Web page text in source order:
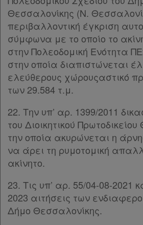
μου
Οι
σημειώσεις
μου
Ψάχνω
και
δε
βρίσκω
Θεσσαλονίκης (Ν.
περιβαλλοντική έγκριση
σύμφωνα με το οποίο το
στην Πολεοδομική Ενότητα
στην οποία διαπιστώνεται
ελεύθερους χώρουςαστικό
των 29.584 τ.μ.
22. Την υπ’ αρ. 1399/2011
του Διοικητικού
την οποία ακυρώνεται η
να άρει τη ρυμοτομική
ακίνητο.
23. Τις υπ’ αρ. 55/04-08-2021
2023 αιτήσεις των
Δήμο Θεσσαλονίκης.